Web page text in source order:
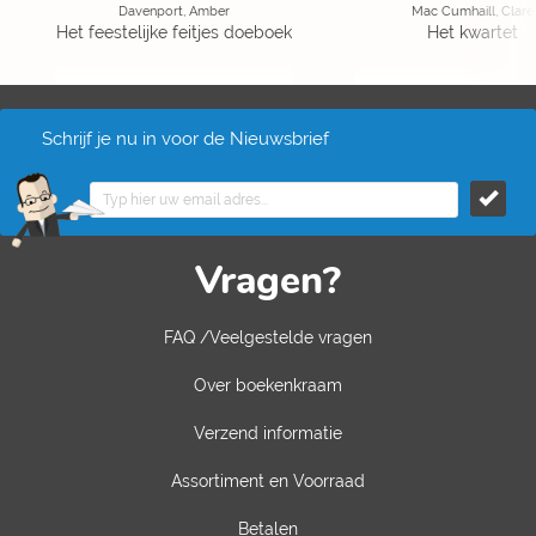
Davenport, Amber
Het feestelijke feitjes doeboek
Mac Cumhaill, Clare
Het kwartet
Schrijf je nu in voor de Nieuwsbrief
Vragen?
FAQ /Veelgestelde vragen
Over boekenkraam
Verzend informatie
Assortiment en Voorraad
Betalen